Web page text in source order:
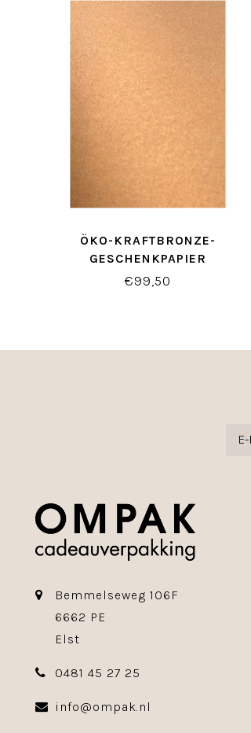
ÖKO-KRAFTBRONZE-
GESCHENKPAPIER
€99,50
Bemmelseweg 106F
6662 PE
Elst
0481 45 27 25
info@ompak.nl